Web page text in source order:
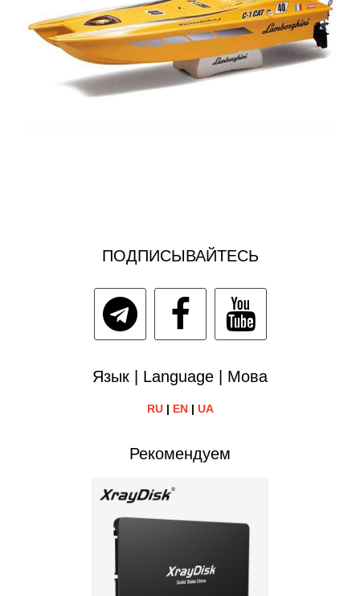
ПОДПИСЫВАЙТЕСЬ
Язык | Language | Мова
RU| EN| UA
Рекомендуем